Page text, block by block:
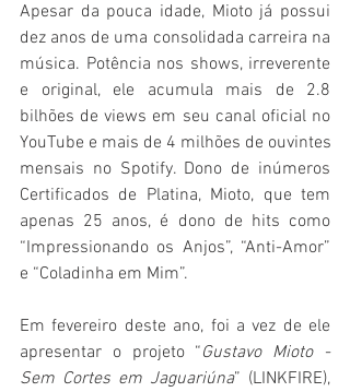
Apesar da pouca idade, Mioto já possui
dez anos de uma consolidada carreira na
música. Potência nos shows, irreverente
e original, ele acumula mais de 2.8
bilhões de views em seu canal oficial no
YouTube e mais de 4 milhões de ouvintes
mensais no Spotify. Dono de inúmeros
Certificados de Platina, Mioto, que tem
apenas 25 anos, é dono de hits como
“Impressionando os Anjos”, “Anti-Amor”
e “Coladinha em Mim”.
Em fevereiro deste ano, foi a vez de ele
apresentar o projeto “Gustavo Mioto -
Sem Cortes em Jaguariúna” (LINKFIRE),